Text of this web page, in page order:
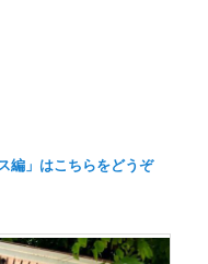
編」はこちらをどうぞ